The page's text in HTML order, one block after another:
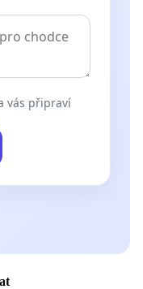
vás připraví